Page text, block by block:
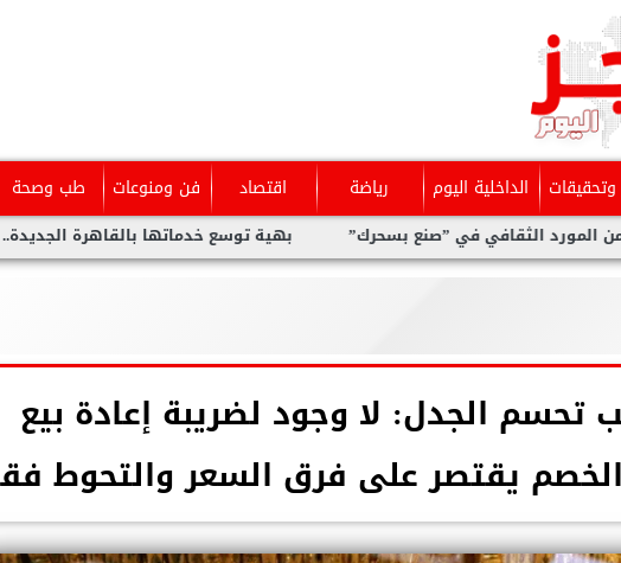
وتحقيقات الداخلية اليوم رياضة اقتصاد فن ومنوعات طب وصحة
بهية توسع خدماتها بالقاهرة الجديدة.. وحدة في ”صنع بسحرك”
تحسم الجدل: لا وجود لضريبة إعادة بيع
يقتصر على فرق السعر والتحوط